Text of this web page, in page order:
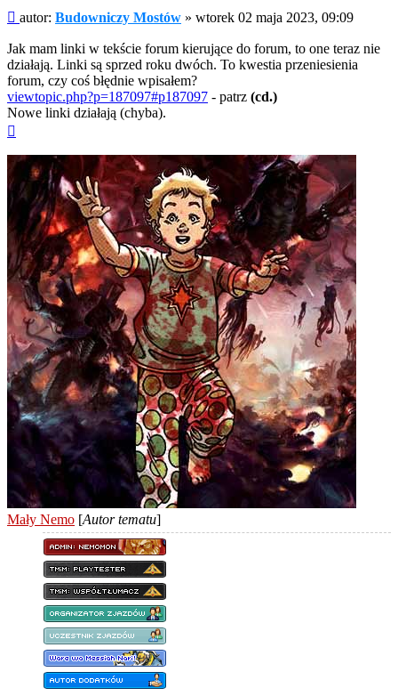
Post
autor: Budowniczy Mostów » wtorek 02 maja 2023, 09:09
Jak mam linki w tekście forum kierujące do forum, to one teraz nie
działają. Linki są sprzed roku dwóch. To kwestia przeniesienia
forum, czy coś błędnie wpisałem?
viewtopic.php?p=187097#p187097 - patrz (cd.)
Nowe linki działają (chyba).
Mały Nemo [Autor tematu]